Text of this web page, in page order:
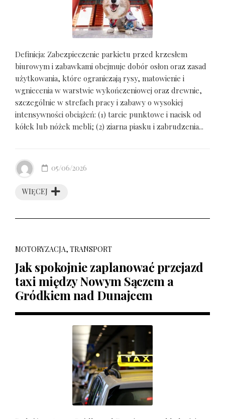
Definicja: Zabezpieczenie parkietu przed krzesłem
biurowym i zabawkami obejmuje dobór osłon oraz zasad
użytkowania, które ograniczają rysy, matowienie i
wgniecenia w warstwie wykończeniowej oraz drewnie,
szczególnie w strefach pracy i zabawy o wysokiej
intensywności obciążeń: (1) tarcie punktowe i nacisk od
kółek lub nóżek mebli; (2) ziarna piasku i zabrudzenia...
WIĘCEJ
05/06/2026
MOTORYZACJA, TRANSPORT
Jak spokojnie zaplanować przejazd
taxi między Nowym Sączem a
Gródkiem nad Dunajcem